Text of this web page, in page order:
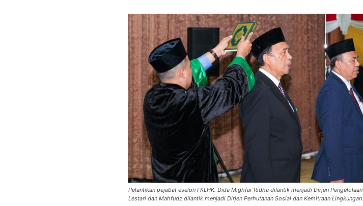
Pelantikan pejabat eselon I KLHK. Dida Mighfar Ridha dilantik menjadi Dirjen
Lestari dan Mahfudz dilantik menjadi Dirjen Perhutanan Sosial dan Kemitraan Lingkungan.